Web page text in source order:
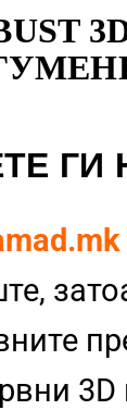
ГИ